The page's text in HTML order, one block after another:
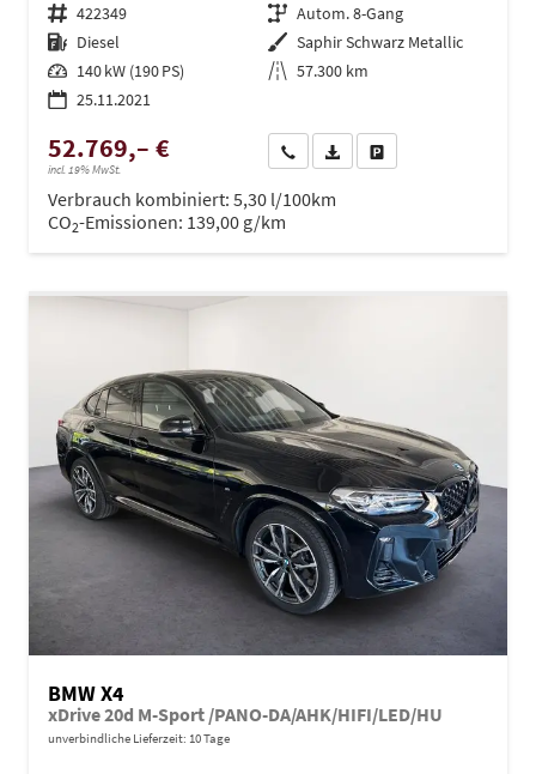
Fahrzeugnr. 422349 Getriebe Autom. 8-Gang
Kraftstoff Diesel Außenfarbe Saphir Schwarz Metallic
Leistung 140 kW (190 PS) Kilometerstand 57.300 km
25.11.2021
52.769,– €
incl. 19% MwSt.
Wir rufen Sie anPDF-Datei, Fahrzeugexposé
Verbrauch kombiniert: 5,30 l/100km
CO2-Emissionen: 139,00 g/km
BMW X4
xDrive 20d M-Sport /PANO-DA/AHK/HIFI/LED/HU
unverbindliche Lieferzeit: 10 Tage